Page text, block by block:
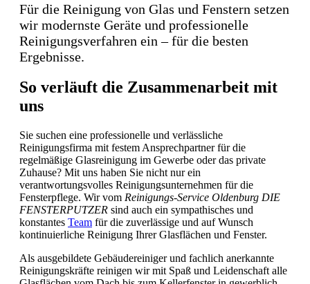
Für die Reinigung von Glas und Fenstern setzen
wir modernste Geräte und professionelle
Reinigungsverfahren ein – für die besten
Ergebnisse.
So verläuft die Zusammenarbeit mit
uns
Sie suchen eine professionelle und verlässliche
Reinigungsfirma mit festem Ansprechpartner für die
regelmäßige Glasreinigung im Gewerbe oder das private
Zuhause? Mit uns haben Sie nicht nur ein
verantwortungsvolles Reinigungsunternehmen für die
Fensterpflege. Wir vom Reinigungs-Service Oldenburg DIE
FENSTERPUTZER sind auch ein sympathisches und
konstantes Team für die zuverlässige und auf Wunsch
kontinuierliche Reinigung Ihrer Glasflächen und Fenster.
Als ausgebildete Gebäudereiniger und fachlich anerkannte
Reinigungskräfte reinigen wir mit Spaß und Leidenschaft alle